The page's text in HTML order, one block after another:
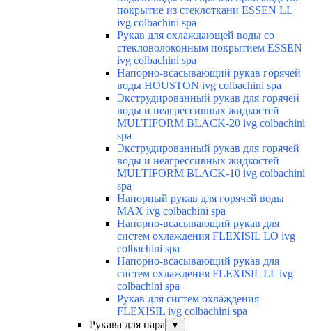
покрытие из стеклоткани ESSEN LL
ivg colbachini spa
Рукав для охлаждающей воды со
стекловолоконным покрытием ESSEN
ivg colbachini spa
Напорно-всасывающий рукав горячей
воды HOUSTON ivg colbachini spa
Экструдированный рукав для горячей
воды и неагрессивных жидкостей
MULTIFORM BLACK-20 ivg colbachini
spa
Экструдированный рукав для горячей
воды и неагрессивных жидкостей
MULTIFORM BLACK-10 ivg colbachini
spa
Напорный рукав для горячей воды
MAX ivg colbachini spa
Напорно-всасывающий рукав для
систем охлаждения FLEXISIL LO ivg
colbachini spa
Напорно-всасывающий рукав для
систем охлаждения FLEXISIL LL ivg
colbachini spa
Рукав для систем охлаждения
FLEXISIL ivg colbachini spa
Рукава для пара
▼